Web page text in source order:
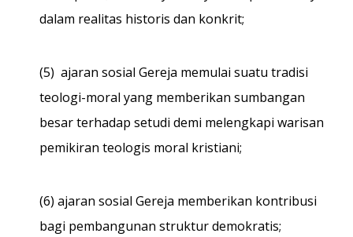
dalam realitas historis dan konkrit;
(5) ajaran sosial Gereja memulai suatu tradisi
teologi-moral yang memberikan sumbangan
besar terhadap setudi demi melengkapi warisan
pemikiran teologis moral kristiani;
(6) ajaran sosial Gereja memberikan kontribusi
bagi pembangunan struktur demokratis;